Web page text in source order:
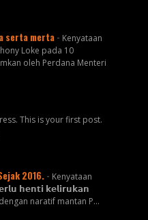
serta merta - Kenyataan
Loke pada 10
oleh Perdana Menteri
This is your first post.
2016. - Kenyataan
𝗵𝗲𝗻𝘁𝗶 𝗸𝗲𝗹𝗶𝗿𝘂𝗸𝗮𝗻
naratif mantan P...